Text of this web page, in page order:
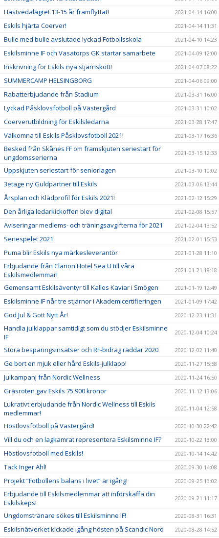
Hästvedalägret 13-15 år framflyttat! 2021-04-14 16:00
Eskils hjärta Coerver! 2021-04-14 11:31
Bulle med bulle avslutade lyckad Fotbollsskola 2021-04-10 14:23
Eskilsminne IF och Vasatorps GK startar samarbete 2021-04-09 12:00
Inskrivning för Eskils nya stjärnskott! 2021-04-07 08:22
SUMMERCAMP HELSINGBORG 2021-04-06 09:00
Rabatterbjudande från Stadium 2021-03-31 16:00
Lyckad Påsklovsfotboll på Västergård 2021-03-31 10:02
Coerverutbildning för Eskilsledarna 2021-03-28 17:47
Välkomna till Eskils Påsklovsfotboll 2021! 2021-03-17 16:36
Besked från Skånes FF om framskjuten seriestart för
ungdomsserierna
2021-03-15 12:33
Uppskjuten seriestart för seniorlagen 2021-03-10 10:02
3etage ny Guldpartner till Eskils 2021-03-06 13:44
Årsplan och Klädprofil för Eskils 2021! 2021-02-12 15:29
Den årliga ledarkickoffen blev digital 2021-02-08 15:57
Aviseringar medlems- och träningsavgifterna för 2021 2021-02-04 13:52
Seriespelet 2021 2021-02-01 15:53
Puma blir Eskils nya märkesleverantör 2021-01-28 11:10
Erbjudande från Clarion Hotel Sea U till våra
Eskilsmedlemmar!
2021-01-21 18:18
Gemensamt Eskilsäventyr till Kalles Kaviar i Smögen 2021-01-19 12:49
Eskilsminne IF når tre stjärnor i Akademicertifieringen 2021-01-09 17:42
God Jul & Gott Nytt År! 2020-12-23 11:31
Handla julklappar samtidigt som du stödjer Eskilsminne
IF
2020-12-04 10:24
Stora besparingsinsatser och RF-bidrag räddar 2020 2020-12-02 11:40
Ge bort en mjuk eller hård Eskils-julklapp! 2020-11-27 15:58
Julkampanj från Nordic Wellness 2020-11-24 16:50
Gräsroten gav Eskils 75 900 kronor 2020-11-12 13:06
Lukrativt erbjudande från Nordic Wellness till Eskils
medlemmar!
2020-11-04 12:58
Höstlovsfotboll på Västergård! 2020-10-30 22:42
Vill du och en lagkamrat representera Eskilsminne IF? 2020-10-22 13:00
Höstlovsfotboll med Eskils! 2020-10-14 14:42
Tack Inger Ahl! 2020-09-30 14:08
Projekt ”Fotbollens balans i livet” är igång! 2020-09-25 13:02
Erbjudande till Eskilsmedlemmar att införskaffa din
Eskilskeps!
2020-09-21 11:17
Ungdomstränare sökes till Eskilsminne IF! 2020-08-31 16:31
Eskilsnätverket kickade igång hösten på Scandic Nord 2020-08-28 14:52